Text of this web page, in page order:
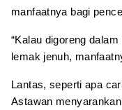
manfaatnya bagi
“Kalau digoreng
lemak jenuh,
Lantas, seperti apa
Astawan